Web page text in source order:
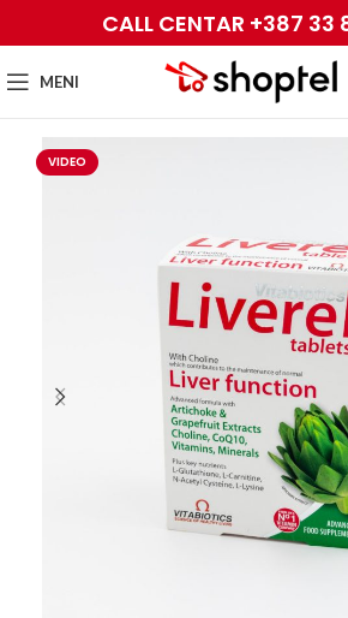
CALL CENTAR +387
MENI
VIDEO